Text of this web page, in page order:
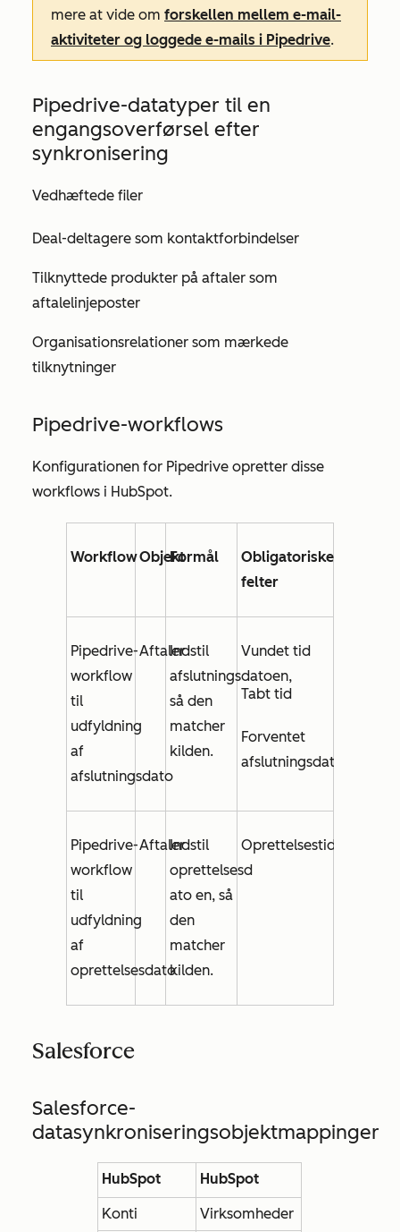
mere at vide om forskellen mellem e-mail-
aktiviteter og loggede e-mails i Pipedrive.
Pipedrive-datatyper til en
engangsoverførsel efter
synkronisering
Vedhæftede filer
Deal-deltagere som kontaktforbindelser
Tilknyttede produkter på aftaler som
aftalelinjeposter
Organisationsrelationer som mærkede
tilknytninger
Pipedrive-workflows
Konfigurationen for Pipedrive opretter disse
workflows i HubSpot.
WorkflowObjektFormål
Obligatoriske
felter
Pipedrive-
workflow
til
udfyldning
af
afslutningsdato
AftalerIndstil
afslutningsdatoen,
så den
matcher
kilden.
Vundet tid
Tabt tid
Forventet
afslutningsdato
Pipedrive-
workflow
til
udfyldning
af
oprettelsesdato
AftalerIndstil
oprettelsesd
atoen, så
den
matcher
kilden.
Oprettelsestidspunkt
Salesforce
Salesforce-
datasynkroniseringsobjektmappinger
HubSpot HubSpot
Konti
Virksomheder